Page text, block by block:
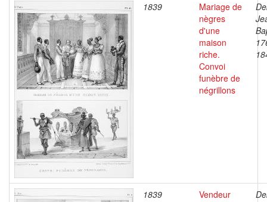
1839
Mariage de
nègres
d'une
maison
riche.
Convoi
funèbre de
négrillons
1839
Vendeur